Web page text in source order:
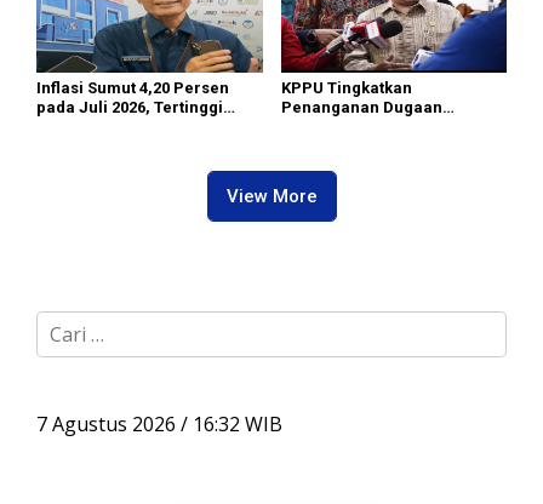
Inflasi Sumut 4,20 Persen
pada Juli 2026, Tertinggi
KPPU Tingkatkan
Penanganan Dugaan
View More
C
a
u
7 Agustus 2026 / 16:32 WIB